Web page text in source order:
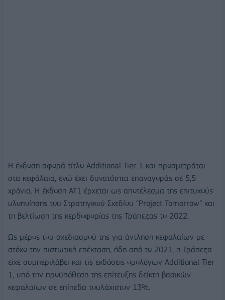
Η έκδοση αφορά τίτλο Additional Tier 1 και προσμετράται
στα κεφάλαια, ενώ έχει δυνατότητα επαναγοράς σε 5,5
χρόνια. Η έκδοση ΑΤ1 έρχεται ως αποτέλεσμα της επιτυχούς
υλοποίησης του Στρατηγικού Σχεδίου “Project Tomorrow” και
τη βελτίωση της κερδοφορίας της Τράπεζας το 2022.
Ως μέρος του σχεδιασμού της για άντληση κεφαλαίων με
στόχο την πιστωτική επέκταση, ήδη από το 2021, η Τράπεζα
είχε συμπεριλάβει και τις εκδόσεις ομολόγων Additional Tier
1, υπό την προϋπόθεση της επίτευξης δείκτη βασικών
κεφαλαίων σε επίπεδα τουλάχιστον 13%.